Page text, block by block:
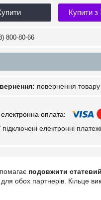
Купити з
800-80-66
повернення
підключені електронні
подовжити
обох партнерів. Кільце